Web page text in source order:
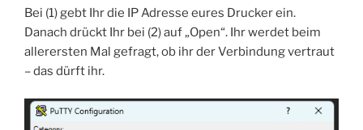
Bei (1) gebt Ihr die IP Adresse eures Drucker ein.
Danach drückt Ihr bei (2) auf „Open“. Ihr werdet beim
allerersten Mal gefragt, ob ihr der Verbindung vertraut
– das dürft ihr.